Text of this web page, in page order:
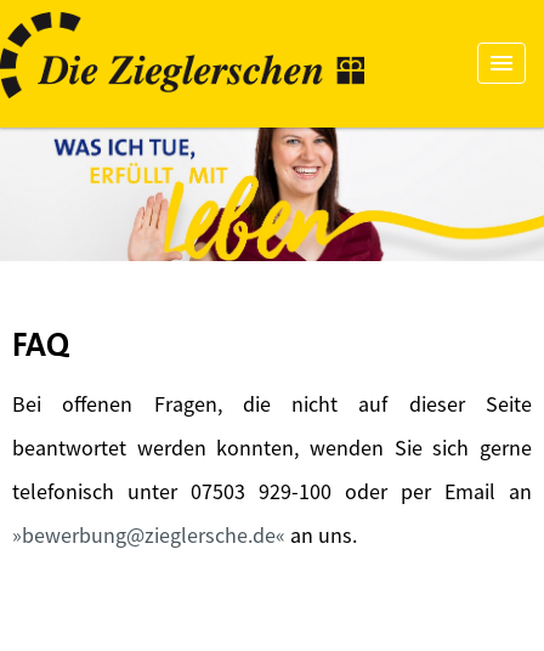
FAQ
Bei offenen Fragen, die nicht auf dieser Seite
beantwortet werden konnten, wenden Sie sich gerne
telefonisch unter 07503 929-100 oder per Email an
bewerbung@zieglersche.de an uns.